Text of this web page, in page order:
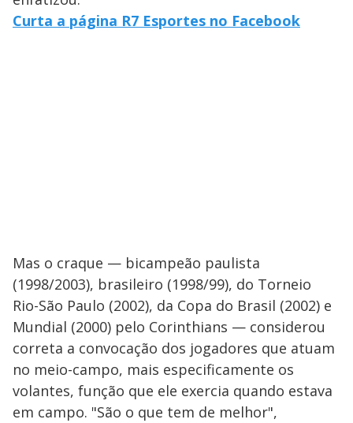
Curta a página R7 Esportes no Facebook
Mas o craque — bicampeão paulista
(1998/2003), brasileiro (1998/99), do Torneio
Rio-São Paulo (2002), da Copa do Brasil (2002) e
Mundial (2000) pelo Corinthians — considerou
correta a convocação dos jogadores que atuam
no meio-campo, mais especificamente os
volantes, função que ele exercia quando estava
em campo. "São o que tem de melhor",